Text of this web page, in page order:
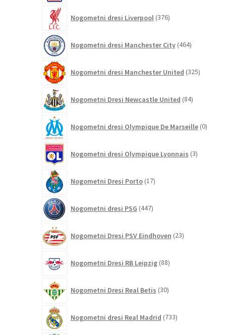
Nogometni dresi Liverpool 376izdelkov
Nogometni dresi Manchester City 464izdelkov
Nogometni dresi Manchester United 325izdelkov
Nogometni Dresi Newcastle United 84izdelkov
Nogometni dresi Olympique De Marseille 0
Nogometni dresi Olympique Lyonnais 3izdelki
Nogometni Dresi Porto 17izdelkov
Nogometni dresi PSG 447izdelkov
Nogometni Dresi PSV Eindhoven 23izdelkov
Nogometni Dresi RB Leipzig 88izdelkov
Nogometni Dresi Real Betis 30izdelkov
Nogometni dresi Real Madrid 733izdelkov